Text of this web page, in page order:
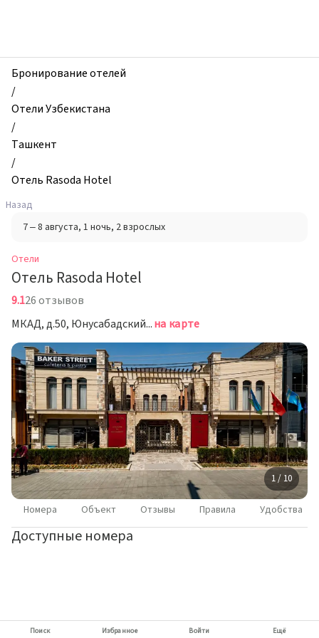
Отель
Rasoda
Hotel,
Ташкент,
Узбекистан
Бронирование отелей
/
Отели Узбекистана
/
Ташкент
/
Отель Rasoda Hotel
Назад
7 – 8 августа, 1 ночь, 2 взрослых
Отели
Отель Rasoda Hotel
9.126 отзывов
МКАД, д.50, Юнусабадский район, Ташкентна карте
1 / 10
Номера Объект Отзывы Правила Удобства
Доступные номера
Поиск Избранное Войти Ещё